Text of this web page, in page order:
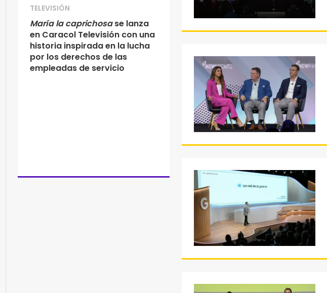
TELEVISIÓN
María la caprichosase lanza
en Caracol Televisión con una
historia inspirada en la lucha
por los derechos de las
empleadas de servicio